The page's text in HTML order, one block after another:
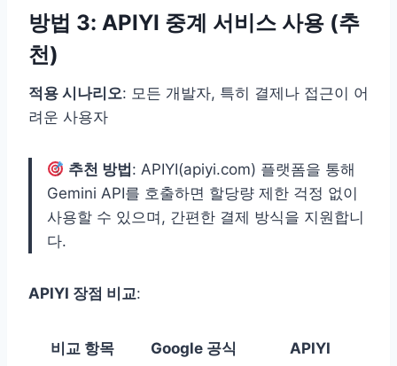
방법 3: APIYI 중계 서비스 사용 (추
천)
적용 시나리오: 모든 개발자, 특히 결제나 접근이 어
려운 사용자
추천 방법 : APIYI(apiyi.com) 플랫폼을 통해
Gemini API를 호출하면 할당량 제한 걱정 없이
사용할 수 있으며, 간편한 결제 방식을 지원합니
다.
APIYI 장점 비교:
비교 항목 Google 공식
APIYI